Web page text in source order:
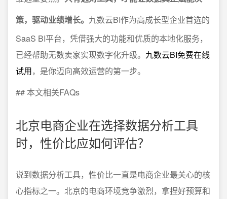
策，驱动业绩增长。 九数云BI作为高成长型企业首选的
SaaS BI平台，凭借强大的功能和优质的本地化服务，
已经帮助无数卖家实现数字化升级。 九数云BI免费在线
试用，是你迈向高效运营的第一步。
## 本文相关FAQs
北京电商企业在选择数据分析工具
时，性价比应如何评估？
说到数据分析工具，性价比一直是电商企业最关心的核
心指标之一。北京的电商环境竞争激烈，拿捏好预算和